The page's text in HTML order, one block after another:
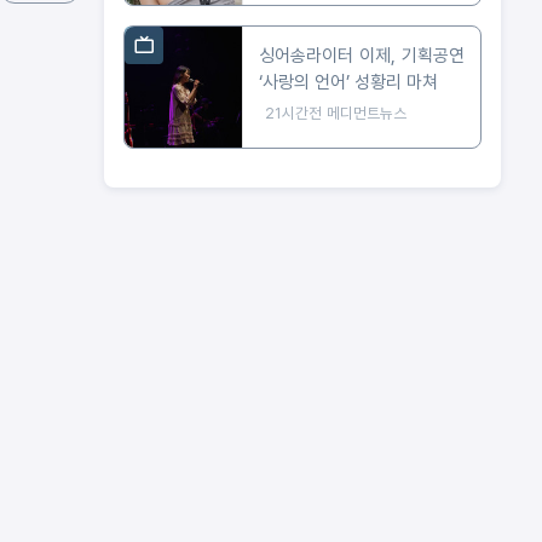
싱어송라이터 이제, 기획공연
‘사랑의 언어’ 성황리 마쳐
21시간전 메디먼트뉴스